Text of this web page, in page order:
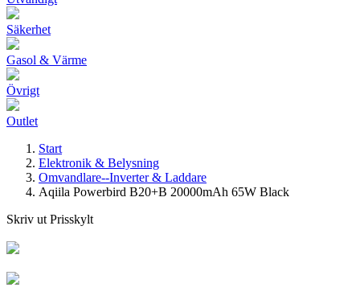
Säkerhet
Gasol & Värme
Övrigt
Outlet
Start
Elektronik & Belysning
Omvandlare--Inverter & Laddare
Aqiila Powerbird B20+B 20000mAh 65W Black
Skriv ut Prisskylt